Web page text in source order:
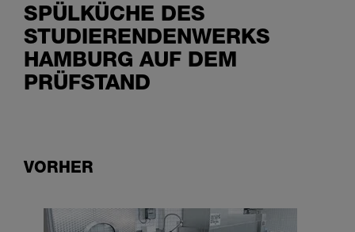
SPÜLKÜCHE DES
STUDIERENDENWERKS
HAMBURG AUF DEM
PRÜFSTAND
VORHER